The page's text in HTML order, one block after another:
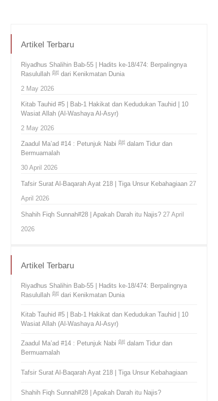
Artikel Terbaru
Riyadhus Shalihin Bab-55 | Hadits ke-18/474: Berpalingnya
Rasulullah ﷺ dari Kenikmatan Dunia
2 May 2026
Kitab Tauhid #5 | Bab-1 Hakikat dan Kedudukan Tauhid | 10
Wasiat Allah (Al-Washaya Al-Asyr)
2 May 2026
Zaadul Ma’ad #14 : Petunjuk Nabi ﷺ dalam Tidur dan
Bermuamalah
30 April 2026
Tafsir Surat Al-Baqarah Ayat 218 | Tiga Unsur Kebahagiaan 27
April 2026
Shahih Fiqh Sunnah#28 | Apakah Darah itu Najis? 27 April
2026
Artikel Terbaru
Riyadhus Shalihin Bab-55 | Hadits ke-18/474: Berpalingnya
Rasulullah ﷺ dari Kenikmatan Dunia
Kitab Tauhid #5 | Bab-1 Hakikat dan Kedudukan Tauhid | 10
Wasiat Allah (Al-Washaya Al-Asyr)
Zaadul Ma’ad #14 : Petunjuk Nabi ﷺ dalam Tidur dan
Bermuamalah
Tafsir Surat Al-Baqarah Ayat 218 | Tiga Unsur Kebahagiaan
Shahih Fiqh Sunnah#28 | Apakah Darah itu Najis?